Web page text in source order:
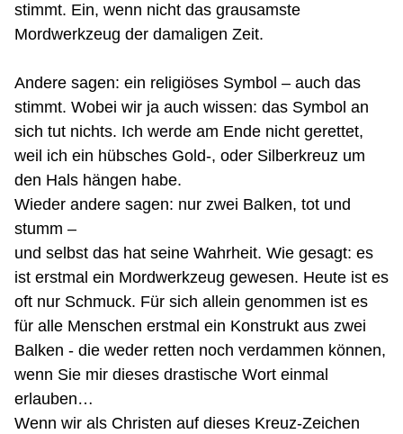
stimmt. Ein, wenn nicht das grausamste
Mordwerkzeug der damaligen Zeit.
Andere sagen: ein religiöses Symbol – auch das
stimmt. Wobei wir ja auch wissen: das Symbol an
sich tut nichts. Ich werde am Ende nicht gerettet,
weil ich ein hübsches Gold-, oder Silberkreuz um
den Hals hängen habe.
Wieder andere sagen: nur zwei Balken, tot und
stumm –
und selbst das hat seine Wahrheit. Wie gesagt: es
ist erstmal ein Mordwerkzeug gewesen. Heute ist es
oft nur Schmuck. Für sich allein genommen ist es
für alle Menschen erstmal ein Konstrukt aus zwei
Balken - die weder retten noch verdammen können,
wenn Sie mir dieses drastische Wort einmal
erlauben…
Wenn wir als Christen auf dieses Kreuz-Zeichen